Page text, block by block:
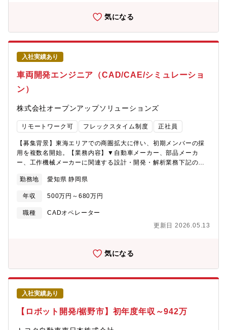
だ対応できる人材が少ないものもあり、市場価値高く貴重な実務
期で複数の準委任チームの立ち上げや増員を予定されており、チ
ます。3.顧客と同社との関係性で請負化が推進できる流れができ
ているタスク請、ユニット請とPJ内容をステップアップしてお
り、将来的には同社で1車種を任せていただけるようなビジョンを
描いております。【ポジションで求めること】・複数の部門との
調整等を行う機会もあるため、交渉力のある方は歓迎です 特に
OEMでの開発ではステークホルダーが多数となりますので、その
強みを発揮いただけます。・請負化を推進する上で、技術の取り
まとめができる方も必要とされています【キャリアパス】・マネ
ージャー型、スペシャリスト型などご本人の希望や適性に応じた
キャリアが歩めます
気になる
入社実績あり
車両開発エンジニア（CAD/CAE/シミュレーショ
ン）
株式会社オープンアップソリューションズ
リモートワーク可 フレックスタイム制度 正社員
【募集背景】東海エリアでの商圏拡大に伴い、初期メンバーの採
用を複数名開始。【業務内容】▼自動車メーカー、部品メーカ
ー、工作機械メーカーに関連する設計・開発・解析業務下記のい
ータ作成 CAE解析ソフトによる安全性・性能チェック 産業用
ロボットの動作プログラム作成および仮想空間での動作確認 製
造ラインのシミュレーションによるレイアウトや製造工程の効率
化検証 評価、障害対応、マニュアル整備 など 顧客との折衝、
導・教育、およびチームビルディングなど▼使用ツールの事例
Simcent?STAR-CCM+、Nastran、Abaqus 、その他解析ソフ
ト シミュレーションソフト：TECNOMATIX Process
Simulate（Robotics）、TECNOMATIX Plant Simulationなど
プラットフォーム：Teamcenter、3DEXPERIENCEなど 【組
織】第一事業本部：関東圏で働く既存メンバー約300名※今回は東
海圏メンバーとして新規で募集し、継続的に増員予定となりま
す。▼会社をあげてスキルUPを応援！
――――――――――――――■eラーニング講座は無料で受講可
能。■資格取得支援制度あり（対象資格100種類以上、最大10万円
勤務地 愛知県 静岡県
年収 500万円～680万円
職種
CADオペレーター
更新日 2026.05.13
気になる
入社実績あり
【ロボット開発/裾野市】初年度年収～942万